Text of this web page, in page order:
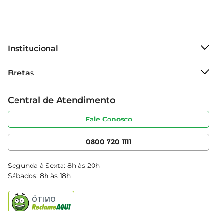
Institucional
Grupo Cencosud
Sobre privacidade
Portal do fornecedor
Cencosud Media
Bretas
Produtos Bretas
Código de ética
Serviços
Clube Bretas
Blog Bretas
Black Friday
Central de Atendimento
Fale Conosco
0800 720 1111
Segunda à Sexta: 8h às 20h
Sábados: 8h às 18h